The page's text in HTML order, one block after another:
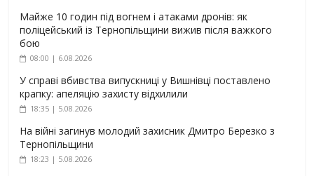
Майже 10 годин під вогнем і атаками дронів: як
поліцейський із Тернопільщини вижив після важкого
бою
08:00 | 6.08.2026
У справі вбивства випускниці у Вишнівці поставлено
крапку: апеляцію захисту відхилили
18:35 | 5.08.2026
На війні загинув молодий захисник Дмитро Березко з
Тернопільщини
18:23 | 5.08.2026